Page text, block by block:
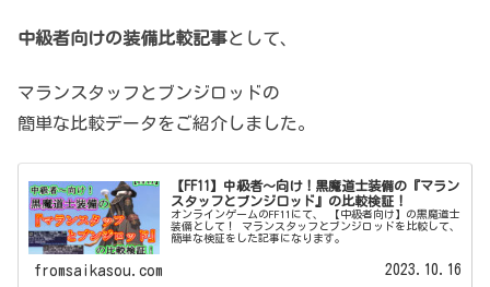
中級者向けの装備比較記事として、
マランスタッフとブンジロッドの
簡単な比較データをご紹介しました。
【FF11】中級者～向け！黒魔道士装備の『マラン
スタッフとブンジロッド』の比較検証！
オンラインゲームのFF11にて、 【中級者向け】の黒魔道士
装備として！ マランスタッフとブンジロッドを比較して、
簡単な検証をした記事になります。
fromsaikasou.com 2023.10.16